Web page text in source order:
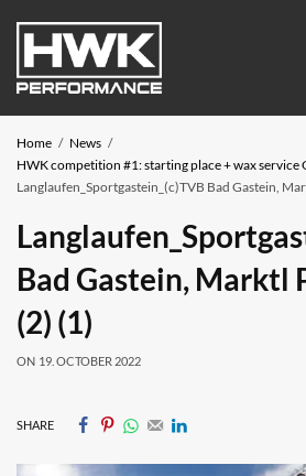
Home
News
HWK competition #1: starting place + wax service
Langlaufen_Sportgastein_(c)TVB Bad Gastein,
Bad Gastein, Marktl
(2) (1)
ON 19. OCTOBER 2022
SHARE